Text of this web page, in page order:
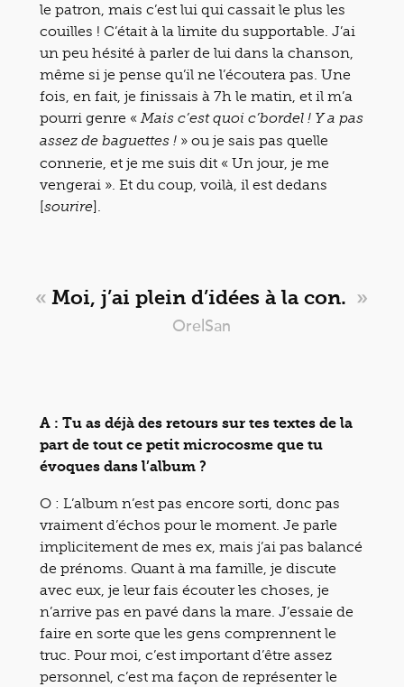
le patron, mais c’est lui qui cassait le plus les
couilles ! C’était à la limite du supportable. J’ai
un peu hésité à parler de lui dans la chanson,
même si je pense qu’il ne l’écoutera pas. Une
fois, en fait, je finissais à 7h le matin, et il m’a
pourri genre « Mais c’est quoi c’bordel ! Y a pas
assez de baguettes ! » ou je sais pas quelle
connerie, et je me suis dit « Un jour, je me
vengerai ». Et du coup, voilà, il est dedans
[sourire].
« Moi, j’ai plein d’idées à la con. »
OrelSan
A : Tu as déjà des retours sur tes textes de la
part de tout ce petit microcosme que tu
évoques dans l’album ?
O : L’album n’est pas encore sorti, donc pas
vraiment d’échos pour le moment. Je parle
implicitement de mes ex, mais j’ai pas balancé
de prénoms. Quant à ma famille, je discute
avec eux, je leur fais écouter les choses, je
n’arrive pas en pavé dans la mare. J’essaie de
faire en sorte que les gens comprennent le
truc. Pour moi, c’est important d’être assez
personnel, c’est ma façon de représenter le